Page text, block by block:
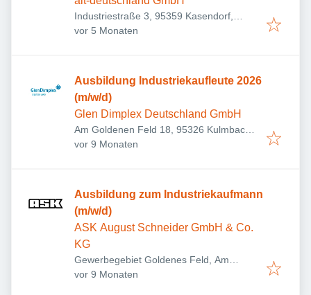
Industriestraße 3, 95359 Kasendorf,
Deutschland
Veröffentlicht:
vor 5 Monaten
Ausbildung Industriekaufleute 2026
(m/w/d)
Glen Dimplex Deutschland GmbH
Am Goldenen Feld 18, 95326 Kulmbach,
Deutschland
Veröffentlicht:
vor 9 Monaten
Ausbildung zum Industriekaufmann
(m/w/d)
ASK August Schneider GmbH & Co.
KG
Gewerbegebiet Goldenes Feld, Am
Goldenen Feld 27, 95326 Kulmbach,
Veröffentlicht:
vor 9 Monaten